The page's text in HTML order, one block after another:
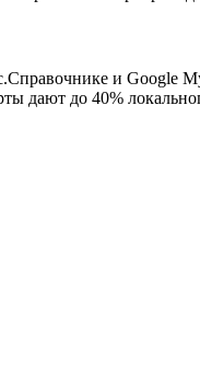
и Google
дают до 40%